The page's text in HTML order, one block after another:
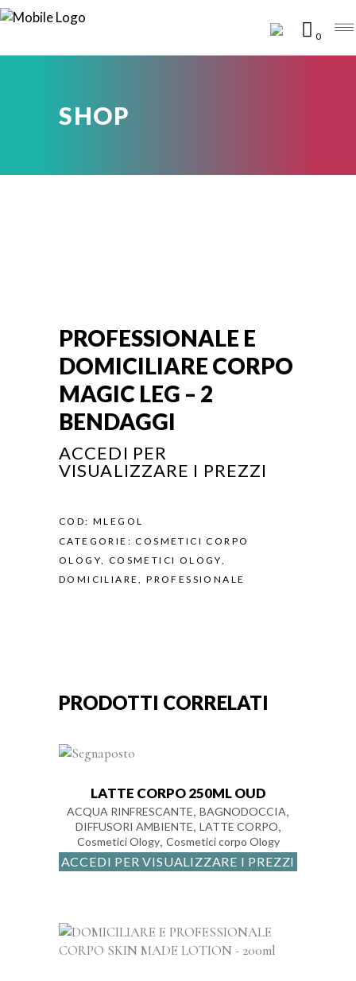
0
SHOP
PROFESSIONALE E
DOMICILIARE CORPO
MAGIC LEG – 2
BENDAGGI
ACCEDI PER
VISUALIZZARE I PREZZI
COD: MLEGOL
CATEGORIE:COSMETICI CORPO
OLOGY, COSMETICI OLOGY,
DOMICILIARE,PROFESSIONALE
PRODOTTI CORRELATI
LATTE CORPO 250ML OUD
ACQUA RINFRESCANTE, BAGNODOCCIA,
DIFFUSORI AMBIENTE, LATTE CORPO,
Cosmetici Ology, Cosmetici corpo Ology
ACCEDI PER VISUALIZZARE I PREZZI